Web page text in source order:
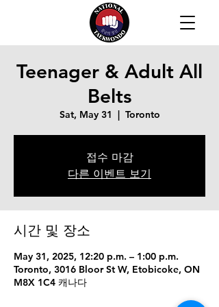
Teenager & Adult All
Belts
Sat, May 31
  |
Toronto
접수 마감
다른 이벤트 보기
시간 및 장소
May 31, 2025, 12:20 p.m. – 1:00 p.m.
Toronto, 3016 Bloor St W, Etobicoke, ON
M8X 1C4 캐나다